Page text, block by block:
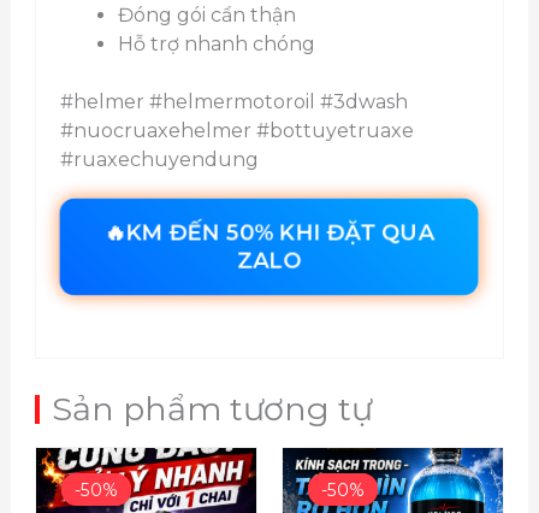
Đóng gói cẩn thận
Hỗ trợ nhanh chóng
#helmer #helmermotoroil #3dwash
#nuocruaxehelmer #bottuyetruaxe
#ruaxechuyendung
🔥KM ĐẾN 50% KHI ĐẶT QUA
ZALO
Sản phẩm tương tự
-50%
-50%
Giá
gốc
là:
Giá
hiện
tại
-50%
-50%
Giá
gốc
là:
Giá
hiện
tại